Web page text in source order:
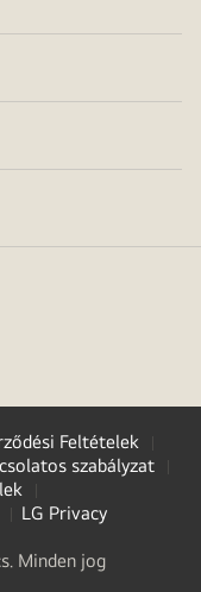
Feltételek
szabályzat
LG Privacy
Minden jog